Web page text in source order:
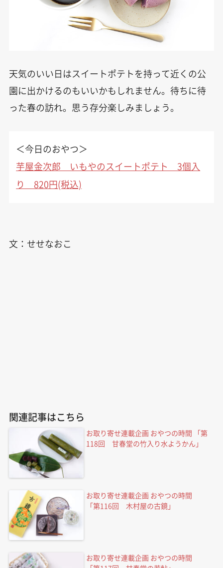
天気のいい日はスイートポテトを持って近くの公
園に出かけるのもいいかもしれません。待ちに待
った春の訪れ。思う存分楽しみましょう。
＜今日のおやつ＞
芋屋金次郎 いもやのスイートポテト 3個入
り 820円(税込)
文：せせなおこ
関連記事はこちら
お取り寄せ連載企画 おやつの時間 「第
118回 甘春堂の竹入り水ようかん」
お取り寄せ連載企画 おやつの時間
「第116回 木村屋の古鏡」
お取り寄せ連載企画 おやつの時間